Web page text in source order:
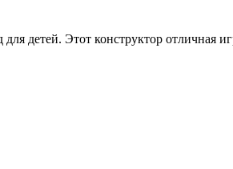
детей. Этот конструктор отличная